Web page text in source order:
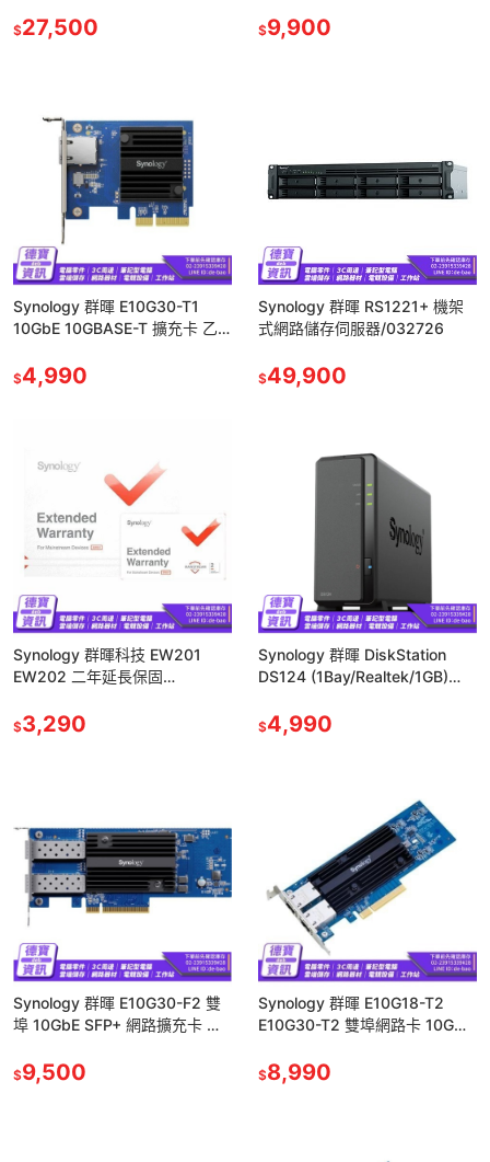
$27,500 $9,900
Synology 群暉 E10G30-T1
10GbE 10GBASE-T 擴充卡 乙
$4,990
Synology 群暉 RS1221+ 機架
式網路儲存伺服器/032726
$49,900
Synology 群暉科技 EW201
EW202 二年延長保固
貨熱銷】
$3,290
Synology 群暉 DiskStation
DS124 (1Bay/Realtek/1GB)
$4,990
Synology 群暉 E10G30-F2 雙
埠 10GbE SFP+ 網路擴充卡 光
$9,500
Synology 群暉 E10G18-T2
E10G30-T2 雙埠網路卡 10G
$8,990